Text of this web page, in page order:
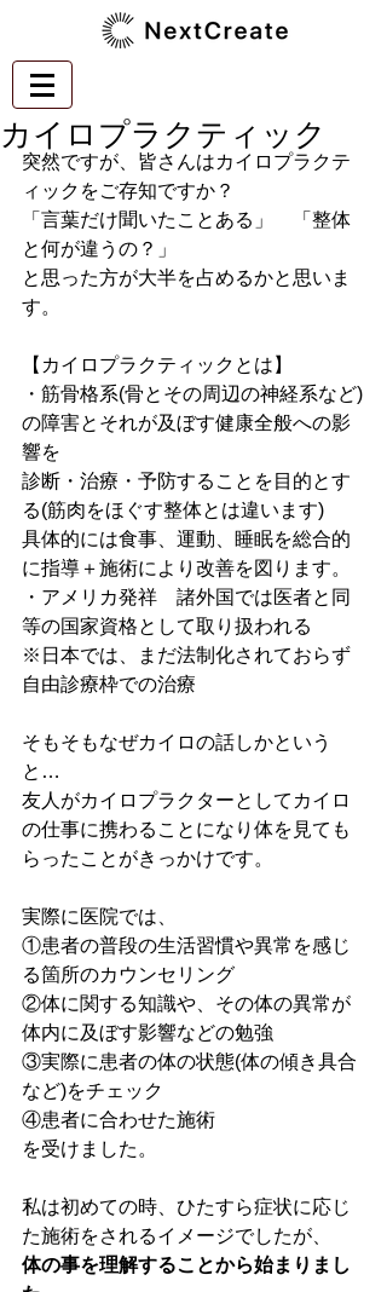
カイロプラクティック
突然ですが、皆さんはカイロプラクテ
ィックをご存知ですか？
「言葉だけ聞いたことある」　「整体
と何が違うの？」
と思った方が大半を占めるかと思いま
す。
【カイロプラクティックとは】
・筋骨格系(骨とその周辺の神経系など)
の障害とそれが及ぼす健康全般への影
響を
診断・治療・予防することを目的とす
る(筋肉をほぐす整体とは違います)
具体的には食事、運動、睡眠を総合的
に指導＋施術により改善を図ります。
・アメリカ発祥　諸外国では医者と同
等の国家資格として取り扱われる
※日本では、まだ法制化されておらず
自由診療枠での治療
そもそもなぜカイロの話しかという
と…
友人がカイロプラクターとしてカイロ
の仕事に携わることになり体を見ても
らったことがきっかけです。
実際に医院では、
①患者の普段の生活習慣や異常を感じ
る箇所のカウンセリング
②体に関する知識や、その体の異常が
体内に及ぼす影響などの勉強
③実際に患者の体の状態(体の傾き具合
など)をチェック
④患者に合わせた施術
を受けました。
私は初めての時、ひたすら症状に応じ
た施術をされるイメージでしたが、
体の事を理解することから始まりまし